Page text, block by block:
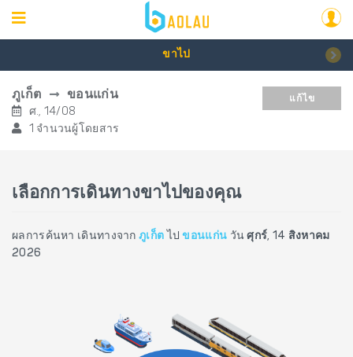
ขาไป
ภูเก็ต ขอนแก่น
ศ., 14/08
1 จำนวนผู้โดยสาร
แก้ไข
เลือกการเดินทางขาไปของคุณ
ผลการค้นหา เดินทางจาก ภูเก็ต ไปขอนแก่น วันศุกร์, 14 สิงหาคม
2026